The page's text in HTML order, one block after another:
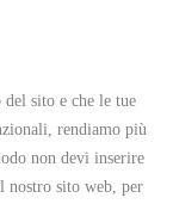
sito e che le tue
rendiamo più
non devi inserire
nostro sito web, per